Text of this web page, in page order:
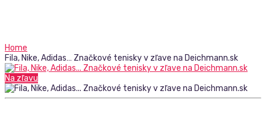
Home
Fila, Nike, Adidas… Značkové tenisky v zľave na Deichmann.sk
Na zľavu